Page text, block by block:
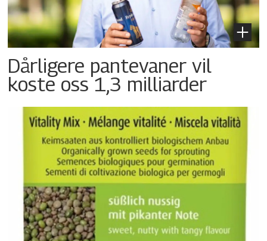
Dårligere pantevaner vil
koste oss 1,3 milliarder